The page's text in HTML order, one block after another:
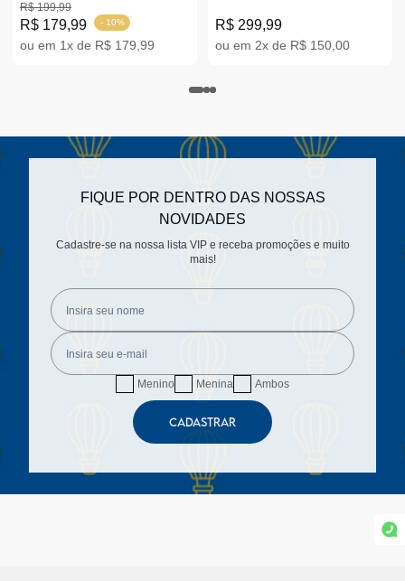
R$ 199,99
R$ 179,99 - 10%
ou em 1x de R$ 179,99
R$ 299,99
ou em 2x de R$ 150,00
FIQUE POR DENTRO DAS NOSSAS
NOVIDADES
Cadastre-se na nossa lista VIP e receba promoções e muito
mais!
Menino Menina Ambos
CADASTRAR